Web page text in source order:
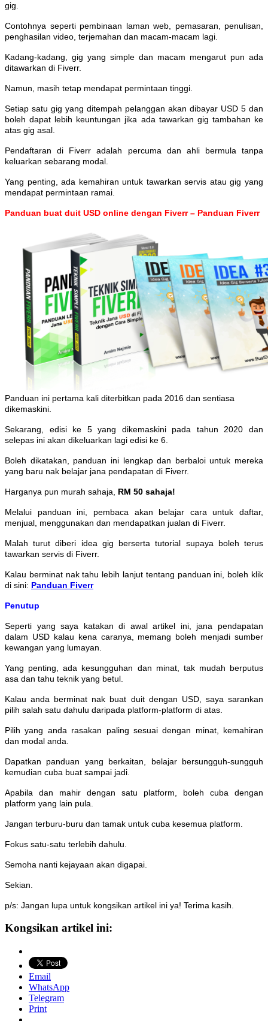
gig.
Contohnya seperti pembinaan laman web, pemasaran, penulisan,
penghasilan video, terjemahan dan macam-macam lagi.
Kadang-kadang, gig yang simple dan macam mengarut pun ada
ditawarkan di Fiverr.
Namun, masih tetap mendapat permintaan tinggi.
Setiap satu gig yang ditempah pelanggan akan dibayar USD 5 dan
boleh dapat lebih keuntungan jika ada tawarkan gig tambahan ke
atas gig asal.
Pendaftaran di Fiverr adalah percuma dan ahli bermula tanpa
keluarkan sebarang modal.
Yang penting, ada kemahiran untuk tawarkan servis atau gig yang
mendapat permintaan ramai.
Panduan buat duit USD online dengan Fiverr – Panduan Fiverr
Panduan ini pertama kali diterbitkan pada 2016 dan sentiasa
dikemaskini.
Sekarang, edisi ke 5 yang dikemaskini pada tahun 2020 dan
selepas ini akan dikeluarkan lagi edisi ke 6.
Boleh dikatakan, panduan ini lengkap dan berbaloi untuk mereka
yang baru nak belajar jana pendapatan di Fiverr.
Harganya pun murah sahaja, RM 50 sahaja!
Melalui panduan ini, pembaca akan belajar cara untuk daftar,
menjual, menggunakan dan mendapatkan jualan di Fiverr.
Malah turut diberi idea gig berserta tutorial supaya boleh terus
tawarkan servis di Fiverr.
Kalau berminat nak tahu lebih lanjut tentang panduan ini, boleh klik
di sini: Panduan Fiverr
Penutup
Seperti yang saya katakan di awal artikel ini, jana pendapatan
dalam USD kalau kena caranya, memang boleh menjadi sumber
kewangan yang lumayan.
Yang penting, ada kesungguhan dan minat, tak mudah berputus
asa dan tahu teknik yang betul.
Kalau anda berminat nak buat duit dengan USD, saya sarankan
pilih salah satu dahulu daripada platform-platform di atas.
Pilih yang anda rasakan paling sesuai dengan minat, kemahiran
dan modal anda.
Dapatkan panduan yang berkaitan, belajar bersungguh-sungguh
kemudian cuba buat sampai jadi.
Apabila dan mahir dengan satu platform, boleh cuba dengan
platform yang lain pula.
Jangan terburu-buru dan tamak untuk cuba kesemua platform.
Fokus satu-satu terlebih dahulu.
Semoha nanti kejayaan akan digapai.
Sekian.
p/s: Jangan lupa untuk kongsikan artikel ini ya! Terima kasih.
Kongsikan artikel ini:
Email
WhatsApp
Telegram
Print